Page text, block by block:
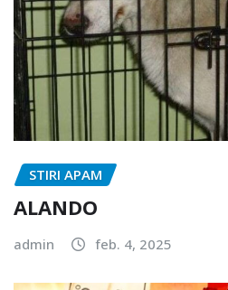
STIRI APAM
ALANDO
admin feb. 4, 2025